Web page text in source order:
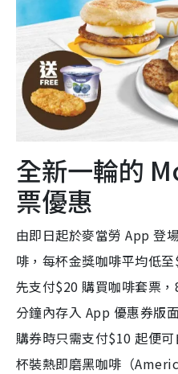
全新一輪的
票優惠
由即日起於麥當勞 App 登
啡，每杯金獎咖啡平均低
先支付$20 購買咖啡套票
分鐘內存入 App 優惠券版
購券時只需支付$10 起便
杯裝熱即磨黑咖啡（